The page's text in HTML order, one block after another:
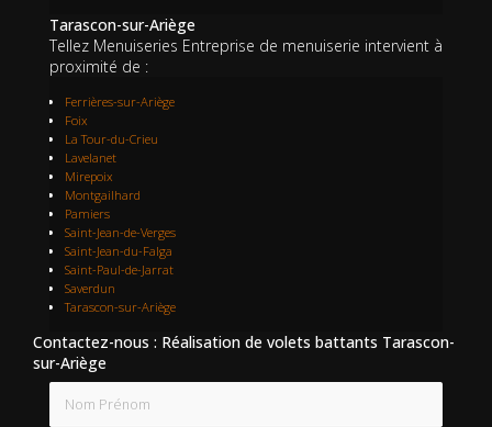
Tarascon-sur-Ariège
Tellez Menuiseries Entreprise de menuiserie intervient à
proximité de :
Ferrières-sur-Ariège
Foix
La Tour-du-Crieu
Lavelanet
Mirepoix
Montgailhard
Pamiers
Saint-Jean-de-Verges
Saint-Jean-du-Falga
Saint-Paul-de-Jarrat
Saverdun
Tarascon-sur-Ariège
Contactez-nous : Réalisation de volets battants Tarascon-
sur-Ariège